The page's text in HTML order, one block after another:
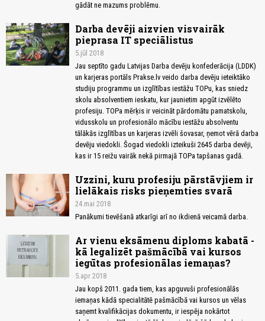
gā­dāt ne ma­zums pro­blē­mu.
Darba devēji aizvien visvairāk
pieprasa IT speciālistus
5.jūl 2018
Jau septīto gadu Latvijas Darba devēju konfederācija (LDDK)
un karjeras portāls Prakse.lv veido darba devēju ieteiktāko
studiju programmu un izglītības iestāžu TOPu, kas sniedz
skolu absolventiem ieskatu, kur jaunietim apgūt izvēlēto
profesiju. TOPa mērķis ir veicināt pārdomātu pamatskolu,
vidusskolu un profesionālo mācību iestāžu absolventu
tālākās izglītības un karjeras izvēli šovasar, ņemot vērā darba
devēju viedokli. Šogad viedokli izteikuši 2645 darba devēji,
kas ir 15 reižu vairāk nekā pirmajā TOPa tapšanas gadā.
Uzzini, kuru profesiju pārstāvjiem ir
lielākais risks pieņemties svarā
24.mai 2018
Pa­nā­ku­mi tie­vē­ša­nā at­ka­rī­gi arī no ik­die­nā vei­ca­mā dar­ba.
Ar vienu eksāmenu diploms kabatā -
kā legalizēt pašmācībā vai kursos
iegūtas profesionālas iemaņas?
5.apr 2018
Jau kopš 2011. gada tiem, kas apguvuši profesionālās
iemaņas kādā specialitātē pašmācībā vai kursos un vēlas
saņemt kvalifikācijas dokumentu, ir iespēja nokārtot